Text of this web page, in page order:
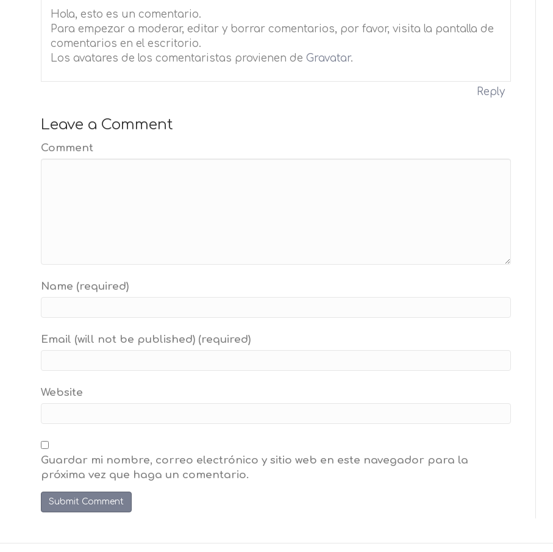
Hola, esto es un comentario.
Para empezar a moderar, editar y borrar comentarios, por favor, visita la pantalla de
comentarios en el escritorio.
Los avatares de los comentaristas provienen deGravatar.
Reply
Leave a Comment
Comment
Name (required)
Email (will not be published) (required)
Website
Guardar mi nombre, correo electrónico y sitio web en este navegador para la
próxima vez que haga un comentario.